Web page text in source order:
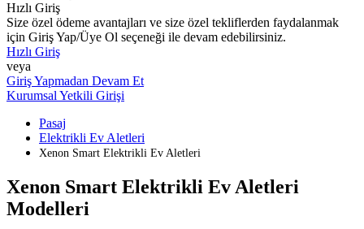
Hızlı Giriş
Size özel ödeme avantajları ve size özel tekliflerden faydalanmak
için Giriş Yap/Üye Ol seçeneği ile devam edebilirsiniz.
Hızlı Giriş
veya
Giriş Yapmadan Devam Et
Kurumsal Yetkili Girişi
Pasaj
Elektrikli Ev Aletleri
Xenon Smart Elektrikli Ev Aletleri
Xenon Smart Elektrikli Ev Aletleri
Modelleri